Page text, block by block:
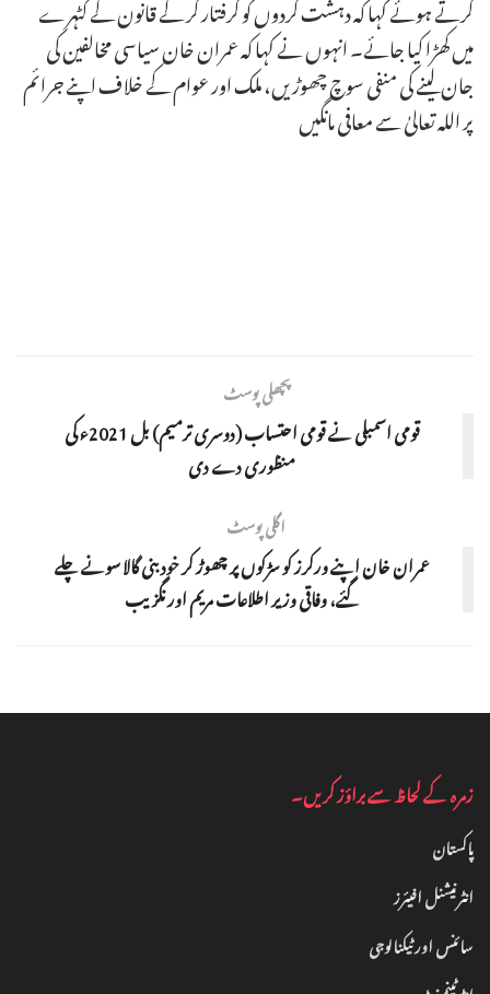
میں کھڑا کیا جائے۔ انہوں نے کہا کہ عمران خان سیاسی مخالفین کی
جان لینے کی منفی سوچ چھوڑیں، ملک اور عوام کے خلاف اپنے جرائم
پر اللہ تعالیٰ سے معافی مانگیں
پچھلی پوسٹ
قومی اسمبلی نے قومی احتساب (دوسری ترمیم) بل 2021ء کی
منظوری دے دی
اگلی پوسٹ
عمران خان اپنے ورکرز کو سڑکوں پر چھوڑ کر خود بنی گالا سونے چلے
گئے، وفاقی وزیر اطلاعات مریم اورنگزیب
زمرہ کے لحاظ سے براؤز کریں۔
پاکستان
انٹرنیشنل افیئرز
سائنس اور ٹیکنالوجی